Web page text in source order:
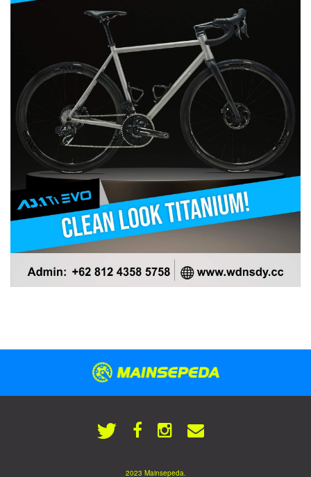
2023 Mainsepeda.